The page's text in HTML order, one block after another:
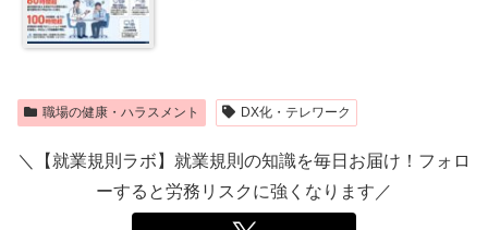
職場の健康・ハラスメント DX化・テレワーク
＼【就業規則ラボ】就業規則の知識を毎日お届け！フォロ
ーすると労務リスクに強くなります／